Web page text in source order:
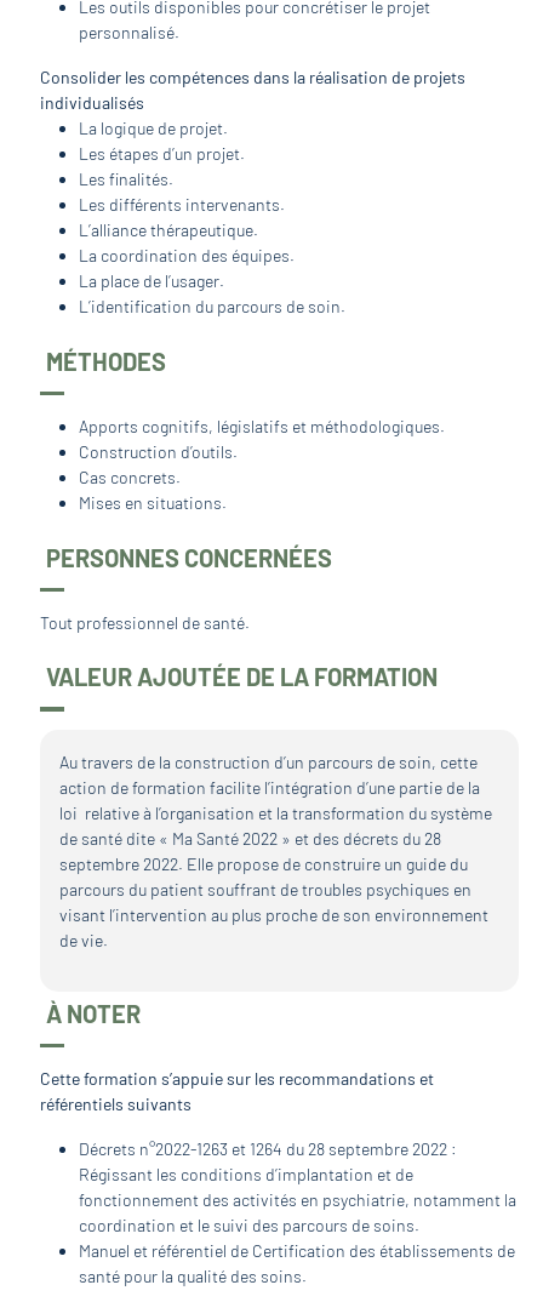
Les outils disponibles pour concrétiser le projet
personnalisé.
Consolider les compétences dans la réalisation de projets
individualisés
La logique de projet.
Les étapes d’un projet.
Les finalités.
Les différents intervenants.
L’alliance thérapeutique.
La coordination des équipes.
La place de l’usager.
L’identification du parcours de soin.
MÉTHODES
Apports cognitifs, législatifs et méthodologiques.
Construction d’outils.
Cas concrets.
Mises en situations.
PERSONNES CONCERNÉES
Tout professionnel de santé.
VALEUR AJOUTÉE DE LA FORMATION
Au travers de la construction d’un parcours de soin, cette
action de formation facilite l’intégration d’une partie de la
loi relative à l’organisation et la transformation du système
de santé dite « Ma Santé 2022 » et des décrets du 28
septembre 2022. Elle propose de construire un guide du
parcours du patient souffrant de troubles psychiques en
visant l’intervention au plus proche de son environnement
de vie.
À NOTER
Cette formation s’appuie sur les recommandations et
référentiels suivants
Décrets n°2022-1263 et 1264 du 28 septembre 2022 :
Régissant les conditions d’implantation et de
fonctionnement des activités en psychiatrie, notamment la
coordination et le suivi des parcours de soins.
Manuel et référentiel de Certification des établissements de
santé pour la qualité des soins.